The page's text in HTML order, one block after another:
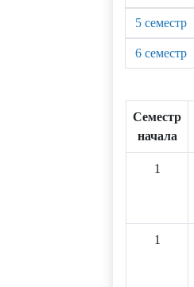
5 семестр
6 семестр
Семестр
начала
1
1